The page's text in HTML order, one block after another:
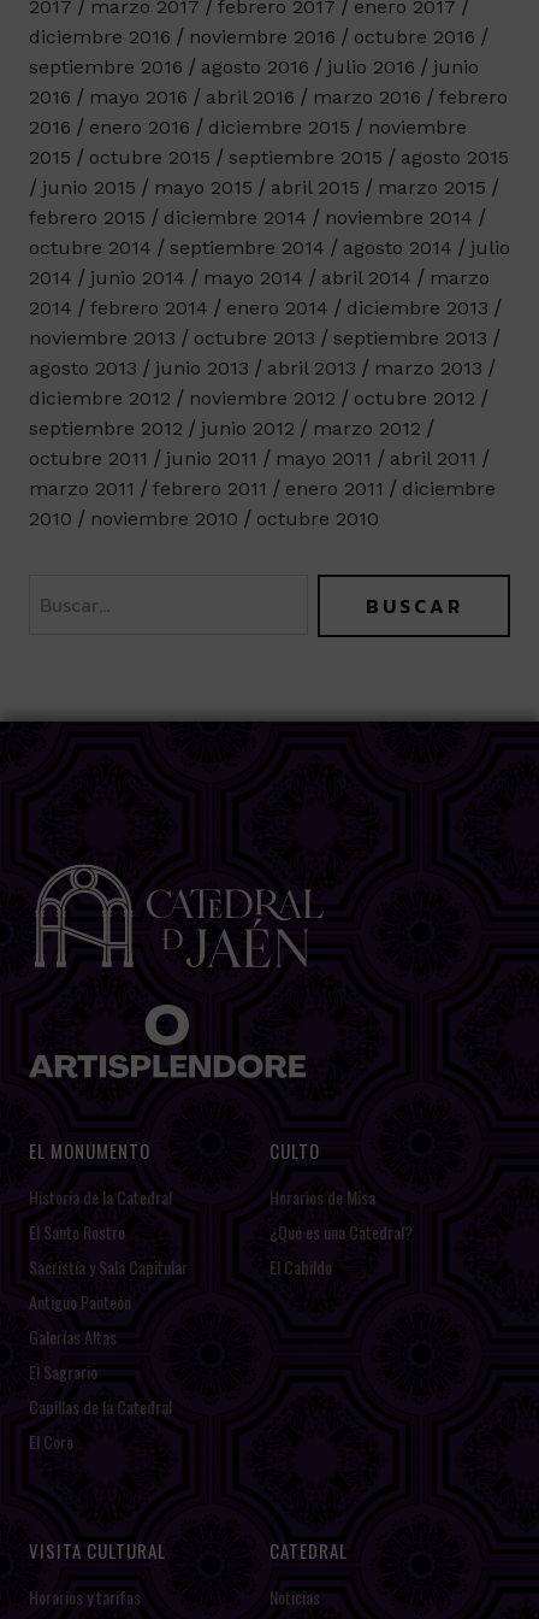
2017
marzo 2017 febrero 2017
enero 2017
diciembre 2016
noviembre 2016
octubre 2016
septiembre 2016
agosto 2016 julio 2016
junio
2016
mayo 2016 abril 2016 marzo 2016
febrero
2016
enero 2016 diciembre 2015
noviembre
2015
octubre 2015 septiembre 2015
agosto 2015
junio 2015
mayo 2015 abril 2015
marzo 2015
febrero 2015
diciembre 2014
noviembre 2014
octubre 2014
septiembre 2014 agosto 2014
julio
2014
junio 2014 mayo 2014 abril 2014
marzo
2014
febrero 2014 enero 2014
diciembre 2013
noviembre 2013
octubre 2013
septiembre 2013
agosto 2013
junio 2013 abril 2013
marzo 2013
diciembre 2012
noviembre 2012
octubre 2012
septiembre 2012
junio 2012
marzo 2012
octubre 2011
junio 2011 mayo 2011
abril 2011
marzo 2011
febrero 2011 enero 2011
diciembre
2010
noviembre 2010 octubre 2010
EL MONUMENTO
Historia de la Catedral
El Santo Rostro
Sacristía y Sala Capitular
Antiguo Panteón
Galerías Altas
El Sagrario
Capillas de la Catedral
El Coro
CULTO
Horarios de Misa
¿Qué es una Catedral?
El Cabildo
VISITA CULTURAL
Horarios y tarifas
CATEDRAL
Noticias